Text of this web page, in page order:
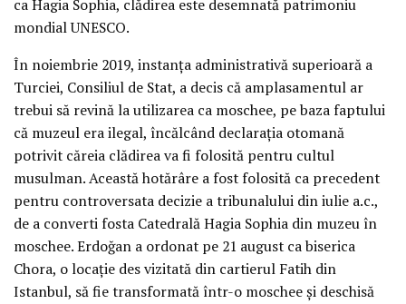
ca Hagia Sophia, clădirea este desemnată patrimoniu
mondial UNESCO.
În noiembrie 2019, instanța administrativă superioară a
Turciei, Consiliul de Stat, a decis că amplasamentul ar
trebui să revină la utilizarea ca moschee, pe baza faptului
că muzeul era ilegal, încălcând declarația otomană
potrivit căreia clădirea va fi folosită pentru cultul
musulman. Această hotărâre a fost folosită ca precedent
pentru controversata decizie a tribunalului din iulie a.c.,
de a converti fosta Catedrală Hagia Sophia din muzeu în
moschee. Erdoğan a ordonat pe 21 august ca biserica
Chora, o locație des vizitată din cartierul Fatih din
Istanbul, să fie transformată într-o moschee și deschisă